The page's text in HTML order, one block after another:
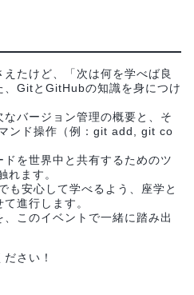
たけど、「次は何を学べば良
、GitとGitHubの知識を身につけ
バージョン管理の概要と、そ
ンド操作（例：git add, git co
を世界中と共有するためのツ
れます。
も安心して学べるよう、座学と
進行します。
このイベントで一緒に踏み出
さい！